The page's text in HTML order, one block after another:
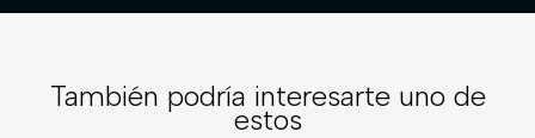
También podría interesarte uno de
estos